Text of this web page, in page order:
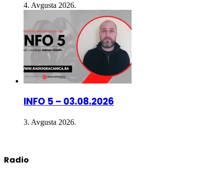
4. Avgusta 2026.
INFO 5 – 03.08.2026
3. Avgusta 2026.
Radio